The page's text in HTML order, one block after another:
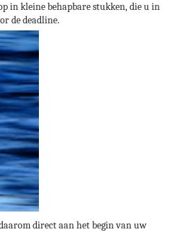
in kleine behapbare stukken, die u in
de deadline.
direct aan het begin van uw